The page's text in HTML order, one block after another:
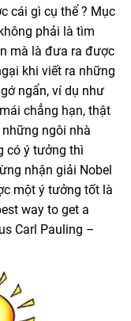
cái gì cụ thể ? Mục
phải là tìm
mà là đưa ra được
khi viết ra những
ngẩn, ví dụ như
chẳng hạn, thật
ngôi nhà
có ý tưởng thì
nhận giải Nobel
một ý tưởng tốt là
way to get a
Carl Pauling –